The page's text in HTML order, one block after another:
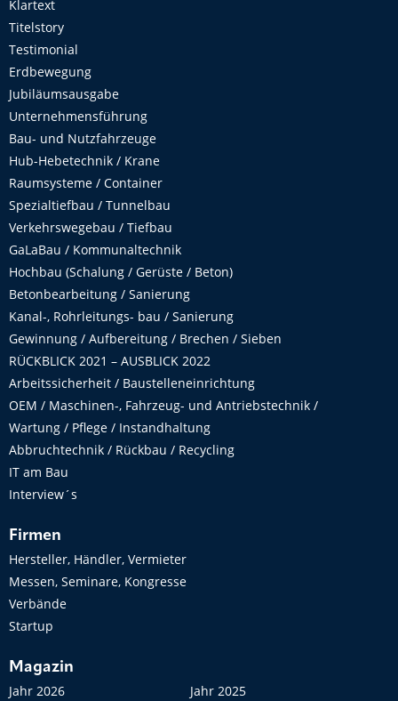
Klartext
Titelstory
Testimonial
Erdbewegung
Jubiläumsausgabe
Unternehmensführung
Bau- und Nutzfahrzeuge
Hub-Hebetechnik / Krane
Raumsysteme / Container
Spezialtiefbau / Tunnelbau
Verkehrswegebau / Tiefbau
GaLaBau / Kommunaltechnik
Hochbau (Schalung / Gerüste / Beton)
Betonbearbeitung / Sanierung
Kanal-, Rohrleitungs- bau / Sanierung
Gewinnung / Aufbereitung / Brechen / Sieben
RÜCKBLICK 2021 – AUSBLICK 2022
Arbeitssicherheit / Baustelleneinrichtung
OEM / Maschinen-, Fahrzeug- und Antriebstechnik /
Wartung / Pflege / Instandhaltung
Abbruchtechnik / Rückbau / Recycling
IT am Bau
Interview´s
Firmen
Hersteller, Händler, Vermieter
Messen, Seminare, Kongresse
Verbände
Startup
Magazin
Jahr 2026
Jahr 2025